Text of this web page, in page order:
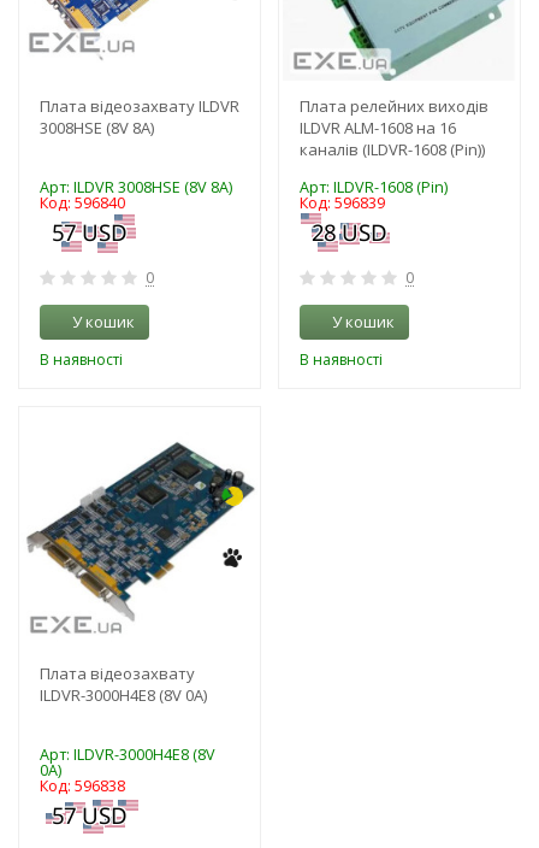
Плата відеозахвату ILDVR
3008HSE (8V 8A)
Арт: ILDVR 3008HSE (8V 8A)
Код: 596840
0
У кошик
В наявності
Плата релейних виходів
ILDVR ALM-1608 на 16
каналів (ILDVR-1608 (Pin))
Арт: ILDVR-1608 (Pin)
Код: 596839
0
У кошик
В наявності
Плата відеозахвату
ILDVR-3000H4E8 (8V 0A)
Арт: ILDVR-3000H4E8 (8V
0A)
Код: 596838